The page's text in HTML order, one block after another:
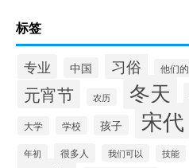
标签
专业 中国 习俗 他们的
元宵节 农历 冬天
大学 学校 孩子 宋代
年初 很多人 我们可以 技能